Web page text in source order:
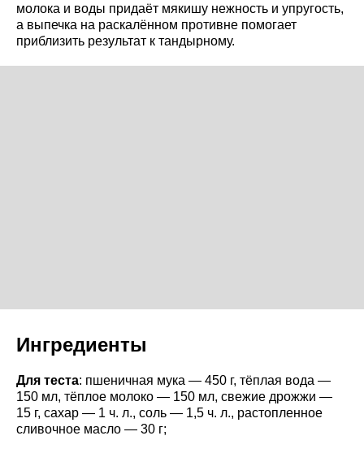
молока и воды придаёт мякишу нежность и упругость,
а выпечка на раскалённом противне помогает
приблизить результат к тандырному.
Ингредиенты
Для теста: пшеничная мука — 450 г, тёплая вода —
150 мл, тёплое молоко — 150 мл, свежие дрожжи —
15 г, сахар — 1 ч. л., соль — 1,5 ч. л., растопленное
сливочное масло — 30 г;